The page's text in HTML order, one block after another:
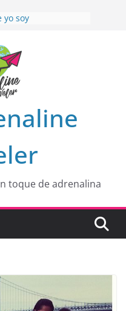
yo soy
CACAO: Excelente
!!
de RÍO EL
toque de adrenalina